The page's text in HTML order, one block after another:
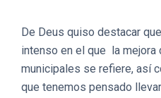
De Deus quiso destacar
intenso en el que la
municipales se refiere, así
que tenemos pensado